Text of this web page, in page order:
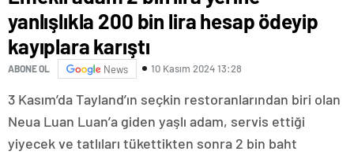
yanlışlıkla 200 bin lira hesap ödeyip
kayıplara karıştı
ABONE OL News 10 Kasım 2024 13:28
3 Kasım’da Tayland’ın seçkin restoranlarından biri olan
Neua Luan Luan’a giden yaşlı adam, servis ettiği
yiyecek ve tatlıları tükettikten sonra 2 bin baht